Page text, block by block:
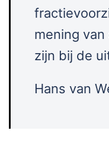
mening van
zijn bij de
Hans van